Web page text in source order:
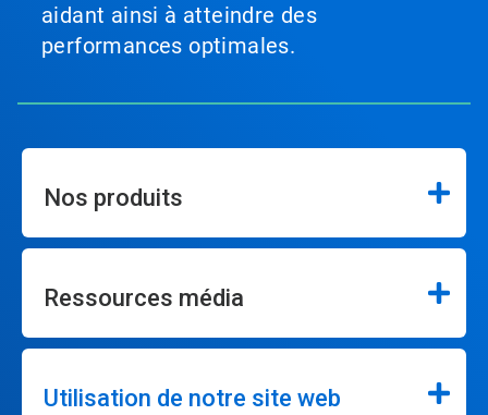
aidant ainsi à atteindre des
performances optimales.
Nos produits
Ressources média
Utilisation de notre site web